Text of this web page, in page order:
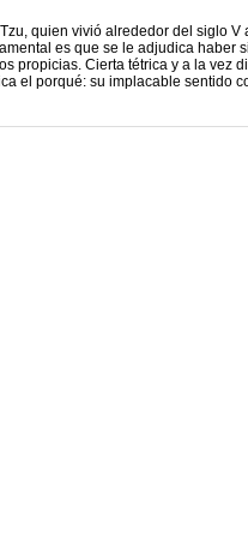
quien vivió alrededor del siglo
es que se le adjudica haber
propicias. Cierta tétrica y a la vez
el porqué: su implacable sentido